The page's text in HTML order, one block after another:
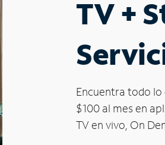
TV +
Encuentra todo lo
$100 al mes en
TV en vivo, On